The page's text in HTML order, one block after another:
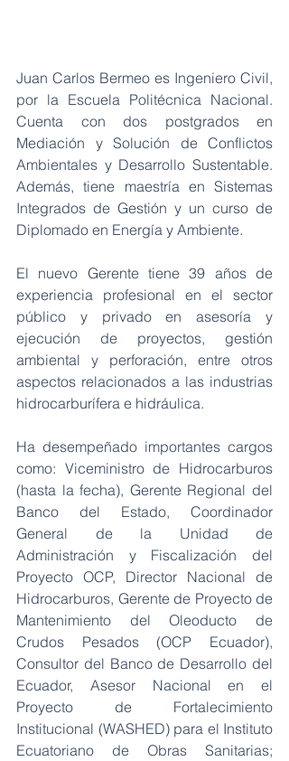
Juan Carlos Bermeo es Ingeniero Civil,
por la Escuela Politécnica Nacional.
Cuenta con dos postgrados en
Mediación y Solución de Conflictos
Ambientales y Desarrollo Sustentable.
Además, tiene maestría en Sistemas
Integrados de Gestión y un curso de
Diplomado en Energía y Ambiente.
El nuevo Gerente tiene 39 años de
experiencia profesional en el sector
público y privado en asesoría y
ejecución de proyectos, gestión
ambiental y perforación, entre otros
aspectos relacionados a las industrias
hidrocarburífera e hidráulica.
Ha desempeñado importantes cargos
como: Viceministro de Hidrocarburos
(hasta la fecha), Gerente Regional del
Banco del Estado, Coordinador
General de la Unidad de
Administración y Fiscalización del
Proyecto OCP, Director Nacional de
Hidrocarburos, Gerente de Proyecto de
Mantenimiento del Oleoducto de
Crudos Pesados (OCP Ecuador),
Consultor del Banco de Desarrollo del
Ecuador, Asesor Nacional en el
Proyecto de Fortalecimiento
Institucional (WASHED) para el Instituto
Ecuatoriano de Obras Sanitarias;